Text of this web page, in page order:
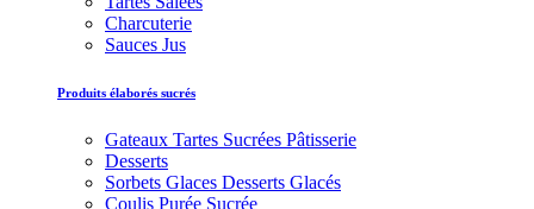
Charcuterie
Sauces Jus
Produits élaborés sucrés
Gateaux Tartes Sucrées Pâtisserie
Desserts
Sorbets Glaces Desserts Glacés
Coulis Purée Sucrée